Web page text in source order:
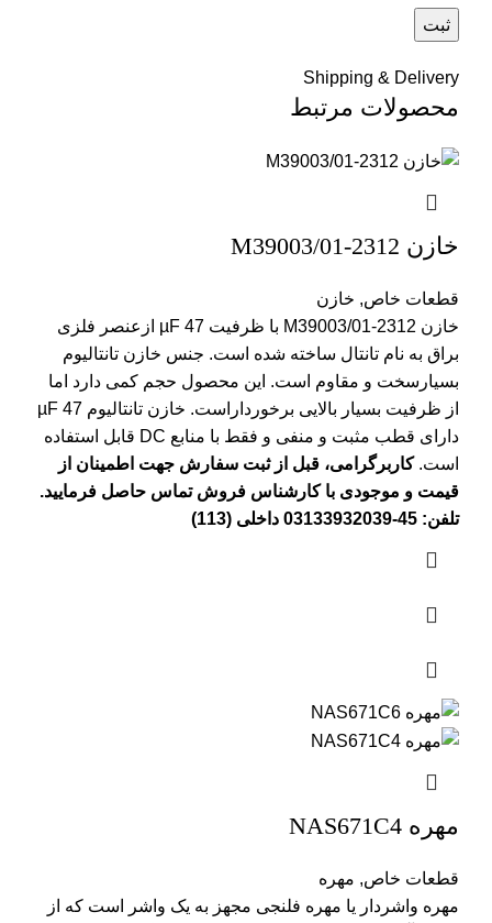
Shipping & Delivery
محصولات مرتبط
خازن M39003/01-2312
قطعات خاص, خازن
خازن M39003/01-2312 با ظرفیت µF 47 ازعنصر فلزی
براق به نام تانتال ساخته شده است. جنس خازن تانتالیوم
بسیارسخت و مقاوم است. این محصول حجم کمی دارد اما
از ظرفیت بسیار بالایی برخورداراست. خازن­‌ تانتالیوم µF 47
دارای قطب مثبت و منفی و فقط با منابع DC قابل استفاده
است.کاربرگرامی، قبل از ثبت سفارش جهت اطمینان از
قیمت و موجودی با کارشناس فروش تماس حاصل فرمایید.
تلفن: 45-03133932039 داخلی (113)
مهره NAS671C4
قطعات خاص, مهره
مهره واشردار یا مهره فلنجی مجهز به یک واشر است که از